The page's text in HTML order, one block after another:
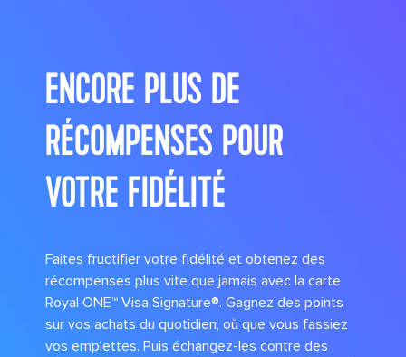
ENCORE PLUS DE
RÉCOMPENSES POUR
VOTRE FIDÉLITÉ
Faites fructifier votre fidélité et obtenez des
récompenses plus vite que jamais avec la carte
Royal ONE™ Visa Signature®. Gagnez des points
sur vos achats du quotidien, où que vous fassiez
vos emplettes. Puis échangez-les contre des